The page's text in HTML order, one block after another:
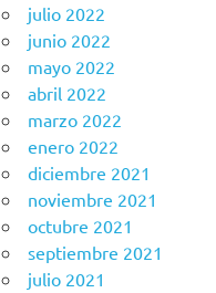
julio 2022
junio 2022
mayo 2022
abril 2022
marzo 2022
enero 2022
diciembre 2021
noviembre 2021
octubre 2021
septiembre 2021
julio 2021